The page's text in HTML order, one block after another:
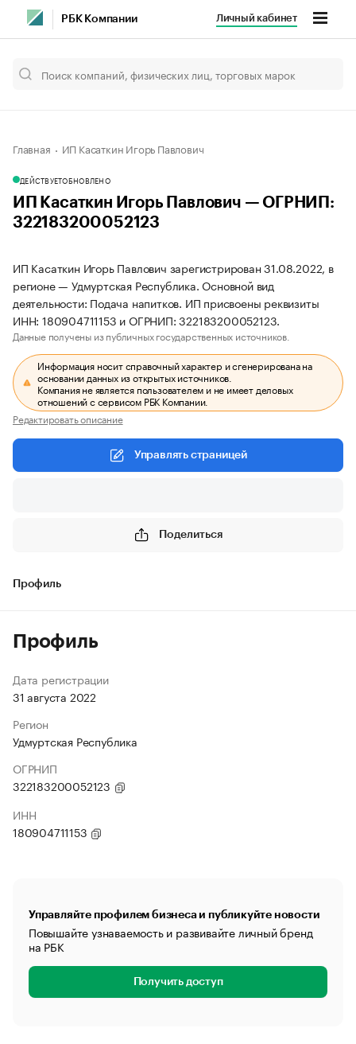
РБК Компании Личный кабинет
Главная ИП Касаткин Игорь Павлович
ДЕЙСТВУЕТОБНОВЛЕНО
ИП Касаткин Игорь Павлович — ОГРНИП:
322183200052123
ИП Касаткин Игорь Павлович зарегистрирован 31.08.2022, в
регионе — Удмуртская Республика. Основной вид
деятельности: Подача напитков. ИП присвоены реквизиты
ИНН: 180904711153 и ОГРНИП: 322183200052123.
Данные получены из публичных государственных источников.
Информация носит справочный характер и сгенерирована на
основании данных из открытых источников.
Компания не является пользователем и не имеет деловых
отношений с сервисом РБК Компании.
Редактировать описание
Управлять страницей
Поделиться
Профиль
Профиль
Дата регистрации
31 августа 2022
Регион
Удмуртская Республика
ОГРНИП
322183200052123
ИНН
180904711153
Управляйте профилем бизнеса и публикуйте новости
Повышайте узнаваемость и развивайте личный бренд
на РБК
Получить доступ